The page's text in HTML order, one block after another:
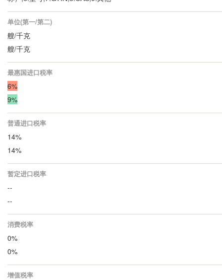
单位(第一/第二)
艘/千克
艘/千克
最惠国进口税率
6%
9%
普通进口税率
14%
14%
暂定进口税率
--
--
消费税率
0%
0%
增值税率